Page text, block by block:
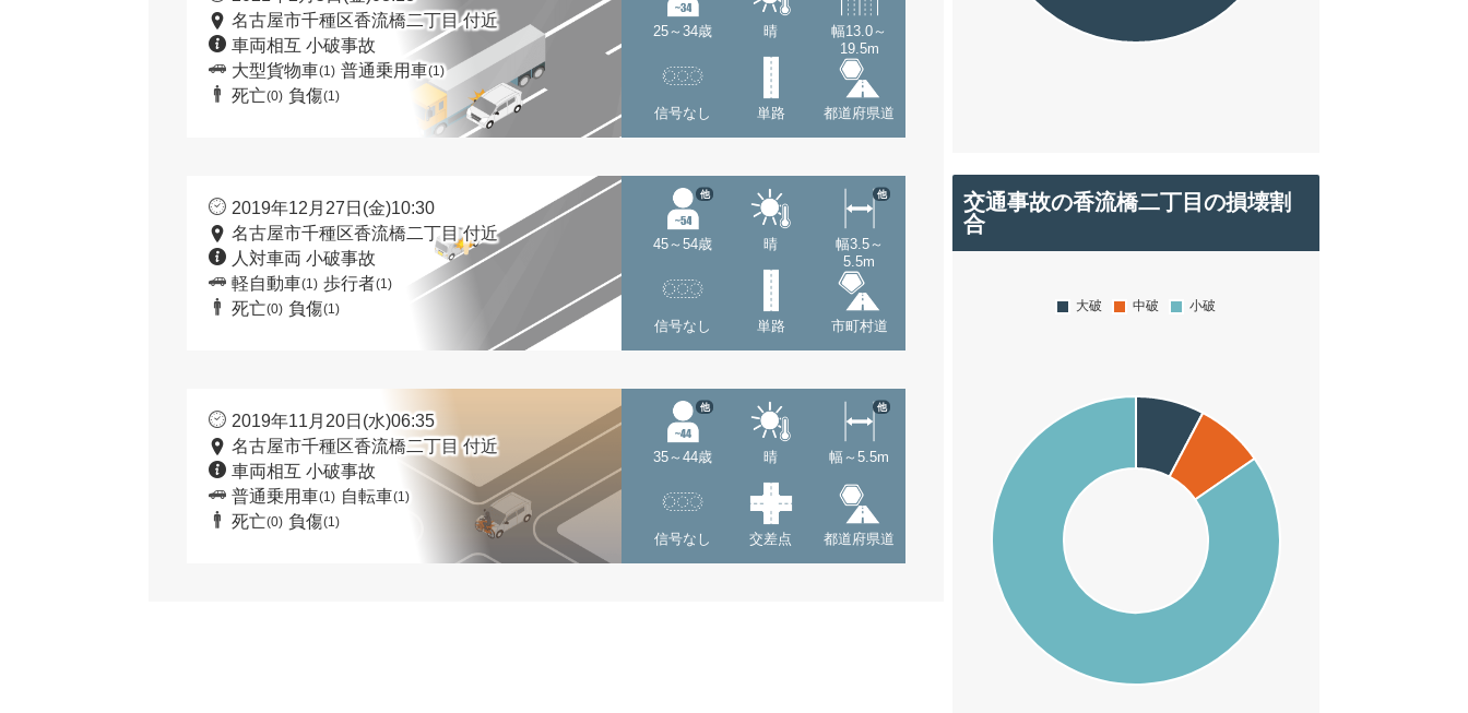
名古屋市千種区香流橋二丁目 付近
車両相互 小破事故
大型貨物車(1) 普通乗用車(1)
死亡(0) 負傷(1)
25～34歳 晴
幅13.0～
19.5m
信号なし 単路 都道府県道
2019年12月27日(金)10:30
名古屋市千種区香流橋二丁目 付近
人対車両 小破事故
軽自動車(1) 歩行者(1)
死亡(0) 負傷(1)
45～54歳
他
晴
幅3.5～
5.5m
他
信号なし 単路 市町村道
2019年11月20日(水)06:35
名古屋市千種区香流橋二丁目 付近
車両相互 小破事故
普通乗用車(1) 自転車(1)
死亡(0) 負傷(1)
35～44歳
他
晴 幅～5.5m
他
信号なし 交差点 都道府県道
交通事故の香流橋二丁目の損壊割
合